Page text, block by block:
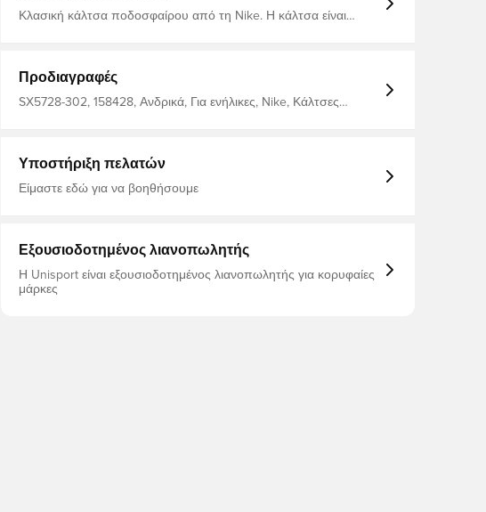
Κλασική κάλτσα ποδοσφαίρου από τη Nike. Η κάλτσα είναι
Προδιαγραφές
SX5728-302, 158428, Ανδρικά, Για ενήλικες, Nike, Κάλτσες
Υποστήριξη πελατών
Είμαστε εδώ για να βοηθήσουμε
Εξουσιοδοτημένος λιανοπωλητής
Η Unisport είναι εξουσιοδοτημένος λιανοπωλητής για κορυφαίες
μάρκες